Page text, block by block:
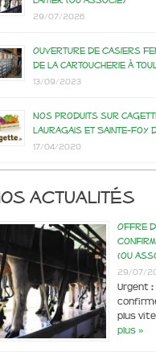
29/07/2026
Ouverture de casiers
de la Cartoucherie à
13/09/2023
Nos produits sur
Lauragais et Sainte-Foy
17/04/2020
actualités
Offre
(ou
29/07/
Urgent :
plus
plus »